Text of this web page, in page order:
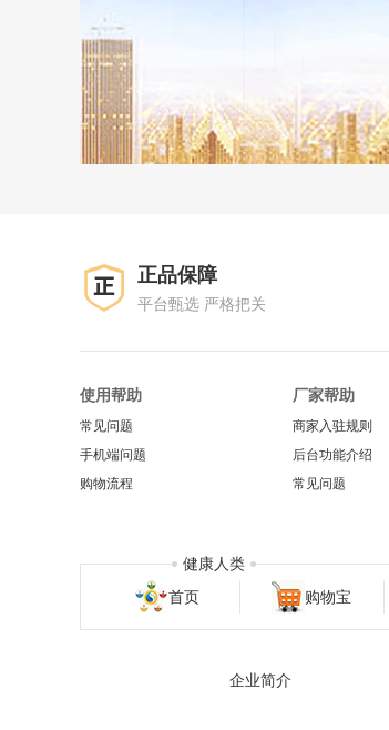
正品保障
平台甄选 严格把关
使用帮助
常见问题
手机端问题
购物流程
厂家帮助
商家入驻规则
后台功能介绍
常见问题
首页 购物宝
健康人类
企业简介